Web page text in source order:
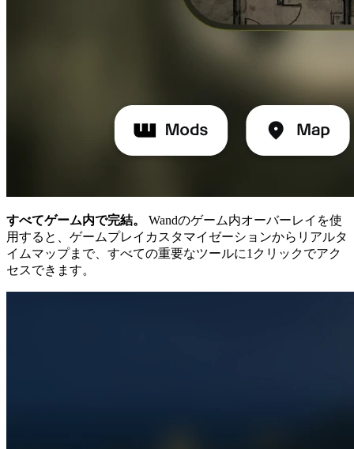
すべてゲーム内で完結。
Wandのゲーム内オーバーレイを使
用すると、ゲームプレイカスタマイゼーションからリアルタ
イムマップまで、すべての重要なツールに1クリックでアク
セスできます。